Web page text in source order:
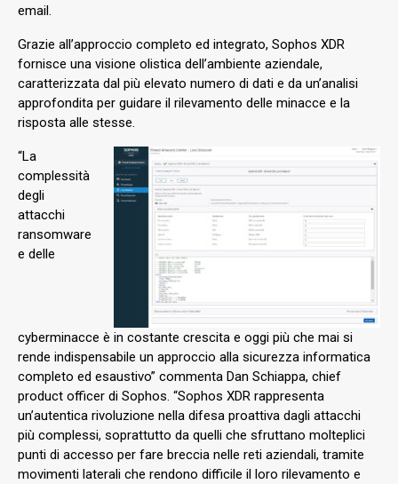
email.
Grazie all’approccio completo ed integrato, Sophos XDR
fornisce una visione olistica dell’ambiente aziendale,
caratterizzata dal più elevato numero di dati e da un’analisi
approfondita per guidare il rilevamento delle minacce e la
risposta alle stesse.
“La
complessità
degli
attacchi
ransomware
e delle
cyberminacce è in costante crescita e oggi più che mai si
rende indispensabile un approccio alla sicurezza informatica
completo ed esaustivo” commenta Dan Schiappa, chief
product officer di Sophos. “Sophos XDR rappresenta
un’autentica rivoluzione nella difesa proattiva dagli attacchi
più complessi, soprattutto da quelli che sfruttano molteplici
punti di accesso per fare breccia nelle reti aziendali, tramite
movimenti laterali che rendono difficile il loro rilevamento e